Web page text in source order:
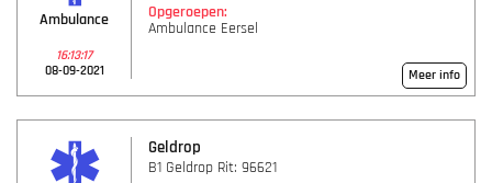
Ambulance
16:13:17
08-09-2021
Opgeroepen:
Ambulance Eersel
Meer info
Geldrop
B1 Geldrop Rit: 96621